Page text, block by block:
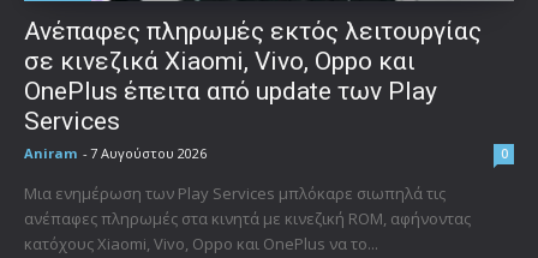
Ανέπαφες πληρωμές εκτός λειτουργίας
σε κινεζικά Xiaomi, Vivo, Oppo και
OnePlus έπειτα από update των Play
Services
Aniram - 7 Αυγούστου 2026 0
Μια ενημέρωση των Play Services μπλόκαρε σιωπηλά τις
ανέπαφες πληρωμές στα κινητά με κινεζική ROM, αφήνοντας
κατόχους Xiaomi, Vivo, Oppo και OnePlus να το...